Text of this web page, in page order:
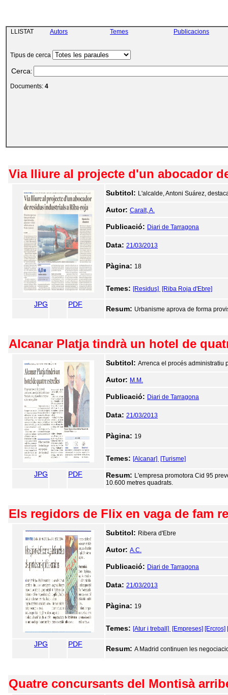
LLISTAT Autors Temes Publicacions
Tipus de cerca
Cerca:
Documents: 4
Via lliure al projecte d'un abocador
Subtitol: L'alcalde, Antoni Suárez,
Autor: Caralt, A.
Publicació: Diari de Tarragona
Data: 21/03/2013
Pàgina: 18
Temes: [Residus] [Riba Roja d'Ebre]
JPG PDF
Resum: Urbanisme aprova de forma
Alcanar Platja tindrà un hotel de
Subtitol: Arrenca el procés administratiu
Autor: M.M.
Publicació: Diari de Tarragona
Data: 21/03/2013
Pàgina: 19
Temes: [Alcanar] [Turisme]
JPG PDF Resum: L'empresa promotora Cid 95
10.600 metres quadrats.
Els regidors de Flix en vaga de fam
Subtitol: Ribera d'Ebre
Autor: A.C.
Publicació: Diari de Tarragona
Data: 21/03/2013
Pàgina: 19
Temes: [Atur i treball] [Empreses] [Ercros]
JPG PDF
Resum: A Madrid continuen les
Quatre concursants del Montisà